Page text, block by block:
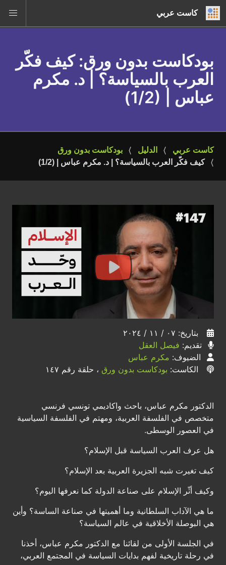
كاست عربي
بودكاست بدون ورق: كيف فكّر
العرب بالسياسة؟ | د. مكرم
عباس | (1/2)
كاست عربي الدليل
بودكاست بدون ورق
كيف فكّر العرب بالسياسة؟ | د. مكرم عباس | (1/2)
بتاريخ: ٠٧ / ١١ / ٢٠٢٤
تقديم: فيصل العقل
الضيوف: مكرم عباس
الكاست: بودكاست بدون ورق ، حلقة رقم ١٤٧
الدكتور مكرم عباس، باحث واكاديمي تونسي فرنسي
متخصص في الفلسفة العربية، ومهتم في الفلسفة السياسية
في العصور الوسطى.
هل عرف العرب السياسة قبل الإسلام؟
كيف تغيرت شبه الجزيرة العربية بعد الإسلام؟
وكيف أثّر الإسلام على صناعة الدولة كما نعرفها اليوم؟
ما هي الآداب السلطانية وما أهميتها في صناعة الساسة؟ وأين
هي البوصلة الأخلاقية في عالم السياسة؟
في الجلسة الأولى من لقائنا مع الدكتور مكرم عباس، أخذنا
في رحلة تاريخية لفهم بدايات السياسة في المجتمع العربي،